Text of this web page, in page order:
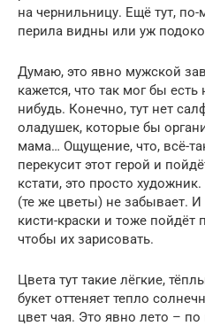
на чернильницу. Ещё тут,
перила видны или уж
Думаю, это явно мужской
кажется, что так мог бы есть
нибудь. Конечно, тут нет
оладушек, которые бы
мама… Ощущение, что, всё-
перекусит этот герой и
кстати, это просто
(те же цветы) не забывает.
кисти-краски и тоже пойдёт
чтобы их зарисовать.
Цвета тут такие лёгкие,
букет оттеняет тепло
цвет чая. Это явно лето –